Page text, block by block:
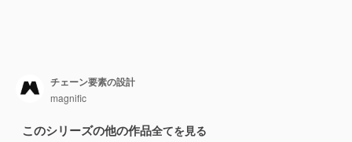
チェーン要素の設計
magnific
このシリーズの他の作品全てを見る